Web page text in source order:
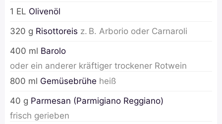
1 EL Olivenöl
320 g Risottoreis z. B. Arborio oder Carnaroli
400 ml Barolo
oder ein anderer kräftiger trockener Rotwein
800 ml Gemüsebrühe heiß
40 g Parmesan (Parmigiano Reggiano)
frisch gerieben